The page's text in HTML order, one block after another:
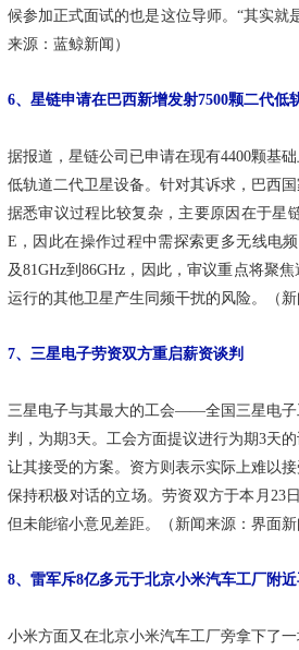
候参加正式面试的也是这位导师。“其实就
来源：蓝鲸新闻）
6、星链申请在巴西新增发射7500颗二代低
据报道，星链公司已申请在现有4400颗基
低轨道二代卫星设备。针对其诉求，巴西
据悉审议过程比较复杂，主要原因在于星
E，因此在操作过程中需探索更多无线电频
及81GHz到86GHz，因此，审议重点将聚
运行的其他卫星产生同频干扰的风险。（新
7、三星电子劳资双方重启薪资谈判
三星电子与其最大的工会——全国三星电子
判，为期3天。工会方面提议进行为期3天
让其接受的方案。资方则表示实际上难以
保持积极对话的立场。劳资双方于本月23
但未能缩小意见差距。（新闻来源：界面新
8、雷军斥8亿多元于北京小米汽车工厂附
小米方面又在北京小米汽车工厂旁拿下了